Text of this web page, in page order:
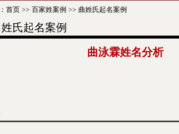
首页 >> 百家姓案例 >> 曲姓氏起名案例
氏起名案例
曲泳霖姓名分析